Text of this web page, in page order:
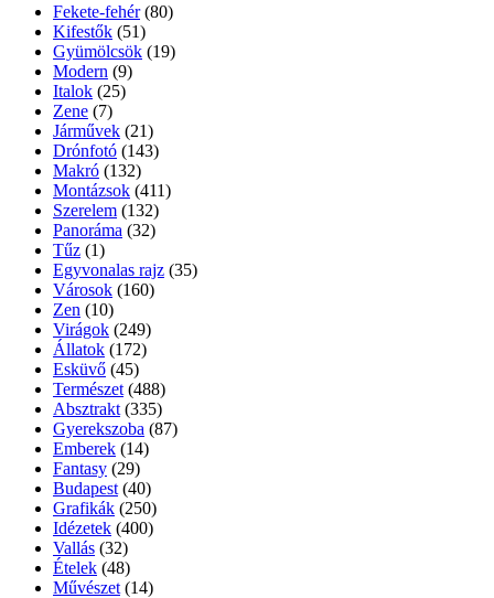
Fekete-fehér (80)
Kifestők (51)
Gyümölcsök (19)
Modern (9)
Italok (25)
Zene (7)
Járművek (21)
Drónfotó (143)
Makró (132)
Montázsok (411)
Szerelem (132)
Panoráma (32)
Tűz (1)
Egyvonalas rajz (35)
Városok (160)
Zen (10)
Virágok (249)
Állatok (172)
Esküvő (45)
Természet (488)
Absztrakt (335)
Gyerekszoba (87)
Emberek (14)
Fantasy (29)
Budapest (40)
Grafikák (250)
Idézetek (400)
Vallás (32)
Ételek (48)
Művészet (14)